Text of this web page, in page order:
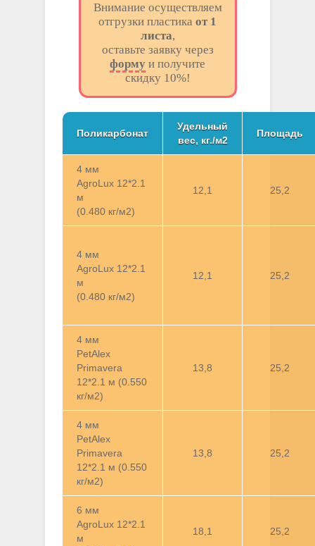
Внимание осуществляем
отгрузки пластика от 1
листа,
оставьте заявку через
форму и получите
скидку 10%!
Поликарбонат
Удельный
вес, кг./м2
Площадь
4 мм
AgroLux 12*2.1
м
(0.480 кг/м2)
12,1 25,2
4 мм
AgroLux 12*2.1
м
(0.480 кг/м2)
12,1 25,2
4 мм
PetAlex
Primavera
12*2.1 м (0.550
кг/м2)
13,8 25,2
4 мм
PetAlex
Primavera
12*2.1 м (0.550
кг/м2)
13,8 25,2
6 мм
AgroLux 12*2.1
м
18,1 25,2